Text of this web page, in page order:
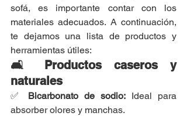
sofá, es importante contar con los
materiales adecuados. A continuación,
te dejamos una lista de productos y
herramientas útiles:
🛋 Productos caseros y
naturales
✅ Bicarbonato de sodio: Ideal para
absorber olores y manchas.